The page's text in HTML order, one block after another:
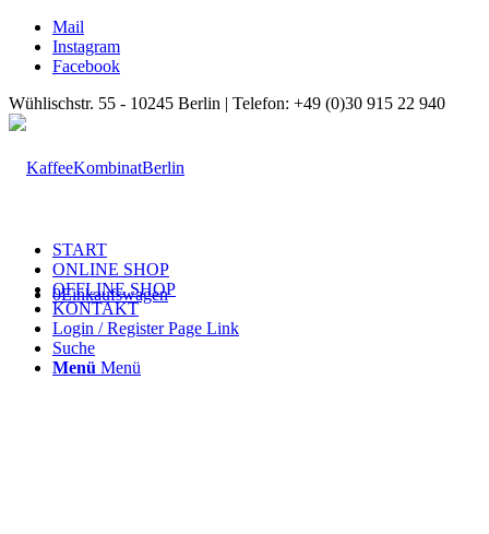
Mail
Instagram
Facebook
Wühlischstr. 55 - 10245 Berlin | Telefon: +49 (0)30 915 22 940
0Einkaufswagen
START
ONLINE SHOP
OFFLINE SHOP
KONTAKT
Login / Register Page Link
Suche
Menü Menü